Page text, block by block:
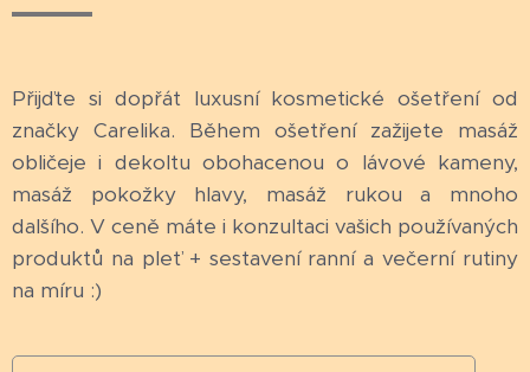
Přijďte si dopřát luxusní kosmetické ošetření od
značky Carelika. Během ošetření zažijete masáž
obličeje i dekoltu obohacenou o lávové kameny,
masáž pokožky hlavy, masáž rukou a mnoho
dalšího. V ceně máte i konzultaci vašich používaných
produktů na pleť + sestavení ranní a večerní rutiny
na míru :)